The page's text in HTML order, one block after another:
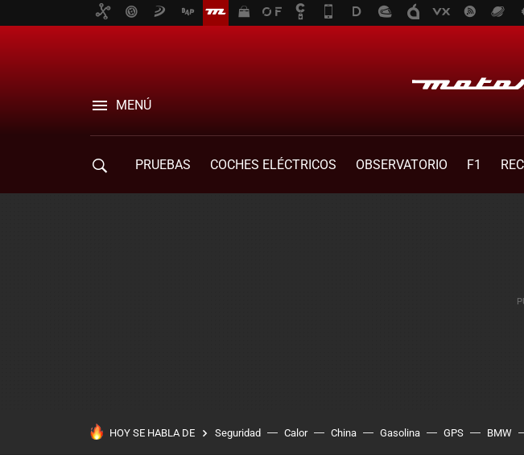
MENÚ
PRUEBAS COCHES ELÉCTRICOS OBSERVATORIO F1
HOY SE HABLA DE Seguridad Calor China Gasolina GPS BMW